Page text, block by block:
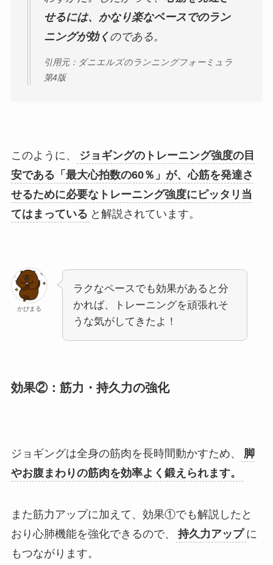
せるには、かなり楽なペースでのラン
ニングが効くのである。
引用元：ダニエルズのランニングフォーミュラ
第4版
このように、
ジョギングのトレーニング強度の目
安である「最大心拍数の60％」が、心筋を発達さ
せるために必要なトレーニング強度にピッタリ当
てはまっている と解説されています。
かぴまる
ラクなペースでも効果があると分
かれば、トレーニングを頑張れそ
うな気がしてきたよ！
効果②：筋力・持久力の強化
ジョギングは全身の筋肉を長時間動かすため、
脚
やお腹まわりの筋肉を効率よく鍛えられます。
また筋力アップに加えて、効果①でも解説したと
おり心肺機能を強化できるので、
持久力アップ に
もつながります。